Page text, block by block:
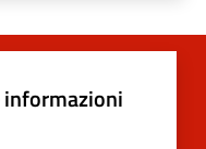
informazioni